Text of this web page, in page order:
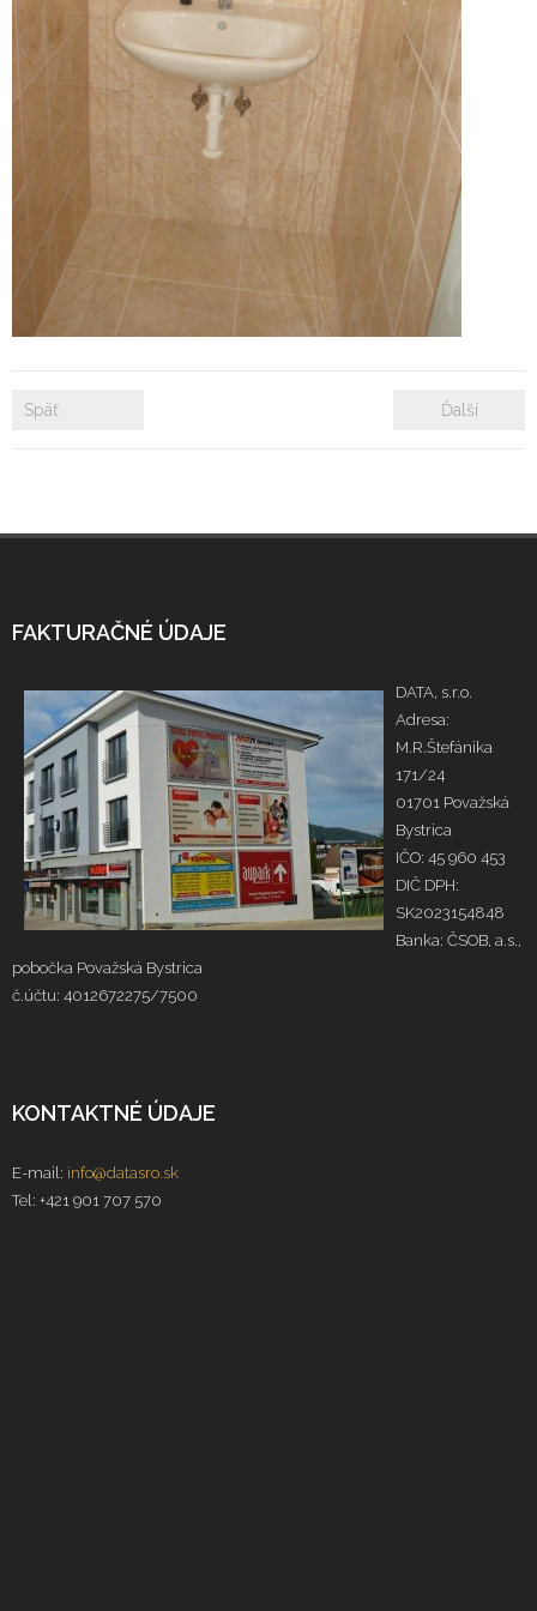
- Zámkové dlažby
- Rekonštrukcie bytových a nebytových priestorov
- Plastové okná a dvere
Prenájom bytových a kancelárskych priestorov
Prenájom billboardov
Späť Ďalší
FAKTURAČNÉ ÚDAJE
DATA, s.r.o.
Adresa:
M.R.Štefánika
171/24
01701 Považská
Bystrica
IČO: 45 960 453
DIČ DPH:
SK2023154848
Banka: ČSOB, a.s.,
pobočka Považská Bystrica
č.účtu: 4012672275/7500
KONTAKTNÉ ÚDAJE
E-mail: info@datasro.sk
Tel: +421 901 707 570